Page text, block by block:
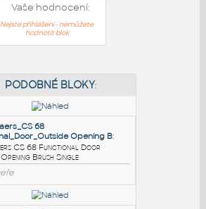
Vaše hodnocení:
Nejste přihlášeni - nemůžete
hodnotit blok
PODOBNÉ BLOKY